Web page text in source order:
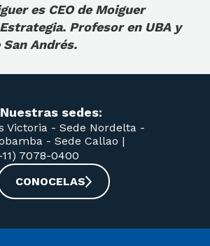
es CEO de Moiguer
Profesor en UBA y
Andrés.
Nuestras sedes:
Victoria - Sede Nordelta -
- Sede Callao |
7078-0400
CONOCELAS